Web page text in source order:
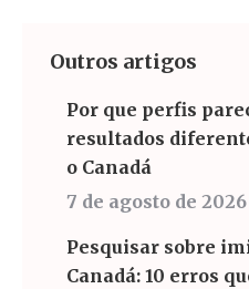
Outros artigos
Por que perfis
resultados
o Canadá
7 de agosto de 2026
Pesquisar sobre
Canadá: 10 erros